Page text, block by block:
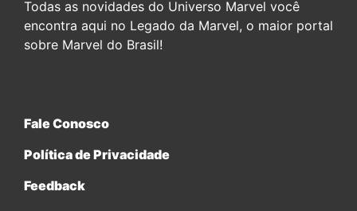
Todas as novidades do Universo Marvel você
encontra aqui no Legado da Marvel, o maior portal
sobre Marvel do Brasil!
Fale Conosco
Política de Privacidade
Feedback